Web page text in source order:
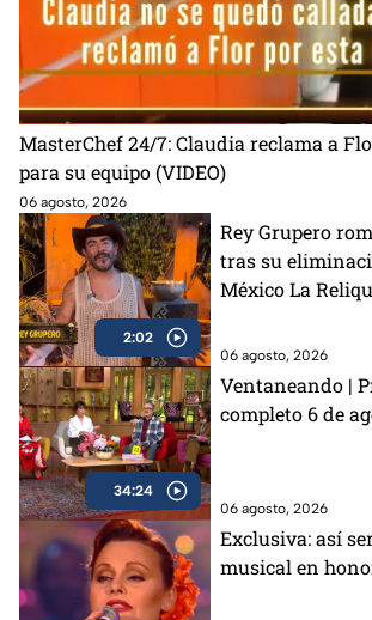
MasterChef 24/7: Claudia reclama a
para su equipo (VIDEO)
06 agosto, 2026
2:02
Rey Grupero
tras su
México La
06 agosto, 2026
34:24
Ventaneando |
completo 6 de
06 agosto, 2026
Exclusiva: así
musical en